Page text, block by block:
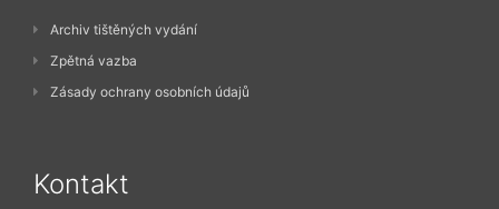
Archiv tištěných vydání
Zpětná vazba
Zásady ochrany osobních údajů
Kontakt